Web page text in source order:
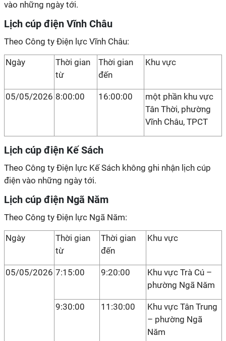
vào những ngày tới.
Lịch cúp điện Vĩnh Châu
Theo Công ty Điện lực Vĩnh Châu:
Ngày
Thời gian
từ
Thời gian
đến
Khu vực
05/05/2026 8:00:00 16:00:00
một phần khu vực
Tân Thời, phường
Vĩnh Châu, TPCT
Lịch cúp điện Kế Sách
Theo Công ty Điện lực Kế Sách không ghi nhận lịch cúp
điện vào những ngày tới.
Lịch cúp điện Ngã Năm
Theo Công ty Điện lực Ngã Năm:
Ngày
Thời gian
từ
Thời gian
đến
Khu vực
05/05/2026 7:15:00 9:20:00
Khu vực Trà Cú –
phường Ngã Năm
9:30:00 11:30:00
Khu vực Tân Trung
– phường Ngã
Năm